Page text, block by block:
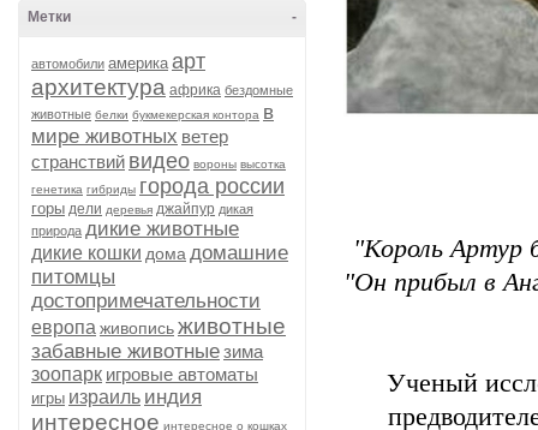
-
Метки
автомобили америка арт
архитектура африка бездомные
животные белки букмекерская контора в
мире животных ветер
странствий видео вороны высотка
генетика гибриды города россии
горы дели деревья джайпур дикая
природа дикие животные
дикие кошки дома домашние
питомцы
достопримечательности
европа живописьживотные
забавные животныезима
зоопарк игровые автоматы
игры израиль индия
интересное интересное о кошках
"Король Артур
"Он прибыл в
Ученый